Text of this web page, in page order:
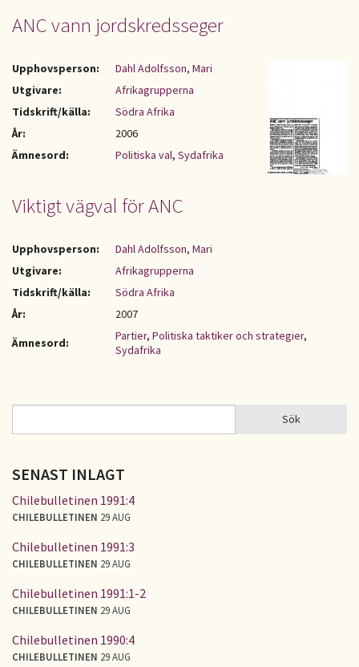
ANC vann jordskredsseger
Upphovsperson:
Dahl Adolfsson, Mari
Utgivare:
Afrikagrupperna
Tidskrift/källa:
Södra Afrika
År:
2006
Ämnesord:
Politiska val, Sydafrika
Viktigt vägval för ANC
Upphovsperson:
Dahl Adolfsson, Mari
Utgivare:
Afrikagrupperna
Tidskrift/källa:
Södra Afrika
År:
2007
Ämnesord:
Partier, Politiska taktiker och strategier,
Sydafrika
SÖKFORMULÄR Sök
SENAST INLAGT
Chilebulletinen 1991:4
CHILEBULLETINEN 29 AUG
Chilebulletinen 1991:3
CHILEBULLETINEN 29 AUG
Chilebulletinen 1991:1-2
CHILEBULLETINEN 29 AUG
Chilebulletinen 1990:4
CHILEBULLETINEN 29 AUG